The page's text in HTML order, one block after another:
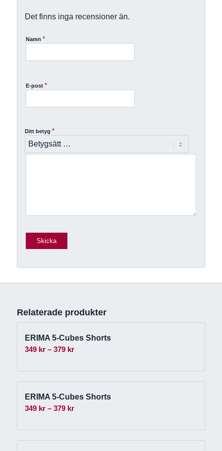
Det finns inga recensioner än.
Namn *
E-post *
Ditt betyg *
Relaterade produkter
ERIMA 5-Cubes Shorts
349 kr – 379 krPrisintervall:
till
379 kr
ERIMA 5-Cubes Shorts
349 kr – 379 krPrisintervall:
till
379 kr